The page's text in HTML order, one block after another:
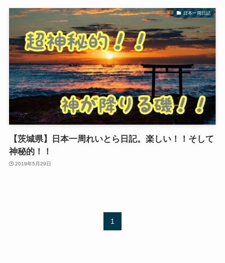
日本一周日記
【茨城県】日本一周れいとら日記。楽しい！！そして
神秘的！！
2019年5月29日
1